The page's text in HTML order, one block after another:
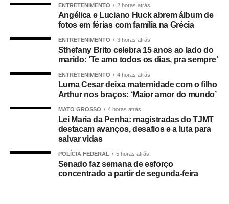
evidências mostram que essa condição também pode
estar associada a maior risco de demência.
O que a ciência mostra :
Um grande estudo publicado na revistaClinical
Nutritionavaliou dados de centenas de milhares de
pessoas e analisou a relação entre composição corporal,
força muscular e desenvolvimento de demência.
Os resultados mostraram que tanto a sarcopenia isolada
quanto a obesidade sarcopênica estavam associadas a
um risco maior de declínio cognitivo. Um dos achados
ENTRETENIMENTO 2 horas atrás
Angélica e Luciano Huck abrem álbum de
fotos em férias com família na Grécia
ENTRETENIMENTO 3 horas atrás
Sthefany Brito celebra 15 anos ao lado do
marido: ‘Te amo todos os dias, pra sempre’
ENTRETENIMENTO 4 horas atrás
Luma Cesar deixa maternidade com o filho
Arthur nos braços: ‘Maior amor do mundo’
MATO GROSSO 4 horas atrás
Lei Maria da Penha: magistradas do TJMT
destacam avanços, desafios e a luta para
salvar vidas
POLÍCIA FEDERAL 5 horas atrás
Senado faz semana de esforço
concentrado a partir de segunda-feira